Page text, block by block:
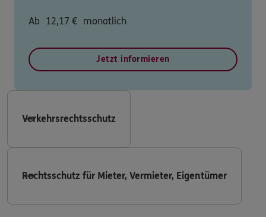
Ab 12,17 € monatlich
Jetzt informieren
Verkehrsrechtsschutz
Rechtsschutz für Mieter, Vermieter, Eigentümer